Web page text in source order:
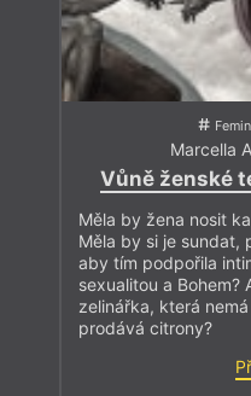
Marcella
Vůně ženské
Měla by žena nosit
Měla by si je sundat,
aby tím podpořila
sexualitou a
zelinářka, která
prodává citrony?